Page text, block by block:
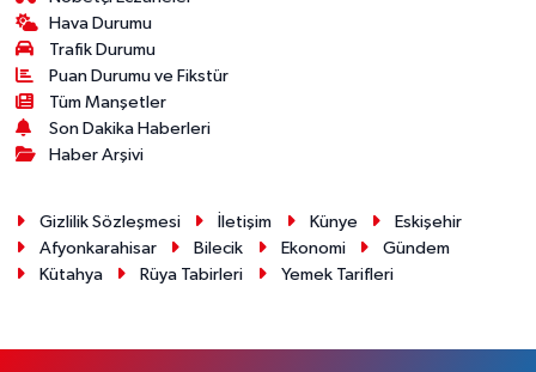
Hava Durumu
Trafik Durumu
Puan Durumu ve Fikstür
Tüm Manşetler
Son Dakika Haberleri
Haber Arşivi
Gizlilik Sözleşmesi İletişim Künye
Eskişehir
Afyonkarahisar
Bilecik Ekonomi
Gündem
Kütahya
Rüya Tabirleri Yemek Tarifleri